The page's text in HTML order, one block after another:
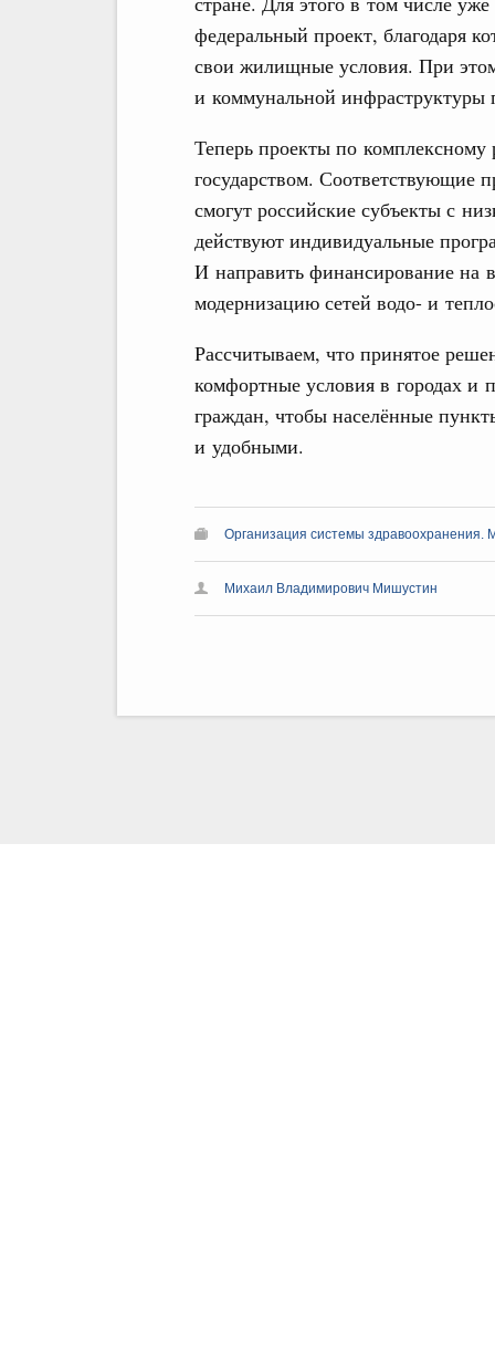
федеральный проект, благодаря
свои жилищные условия. При
и коммунальной инфраструктуры
Теперь проекты по комплексному
государством. Соответствующие
смогут российские субъекты с
действуют индивидуальные
И направить финансирование на
модернизацию сетей водо- и
Рассчитываем, что принятое
комфортные условия в городах и
граждан, чтобы населённые
и удобными.
Организация системы здравоохранения.
Михаил Владимирович Мишустин